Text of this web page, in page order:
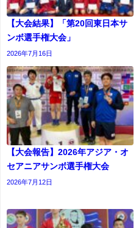
【大会結果】「第20回東日本サ
ンボ選手権大会」
2026年7月16日
【大会報告】2026年アジア・オ
セアニアサンボ選手権大会
2026年7月12日